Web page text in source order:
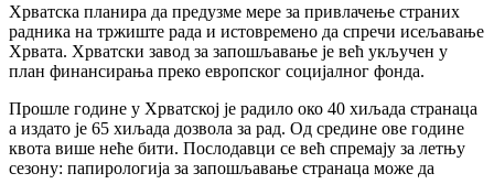
Хрватска планира да предузме мере за привлачење страних
радника на тржиште рада и истовремено да спречи исељавање
Хрвата. Хрватски завод за запошљавање је већ укључен у
план финансирања преко европског социјалног фонда.
Прошле године у Хрватској је радило око 40 хиљада странаца
а издато је 65 хиљада дозвола за рад. Од средине ове године
квота више неће бити. Послодавци се већ спремају за летњу
сезону: папирологија за запошљавање странаца може да